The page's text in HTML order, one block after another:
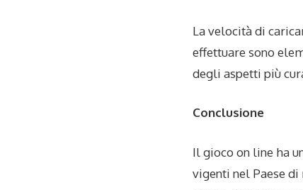
La velocità di
effettuare sono
degli aspetti più
Conclusione
Il gioco on line ha
vigenti nel Paese